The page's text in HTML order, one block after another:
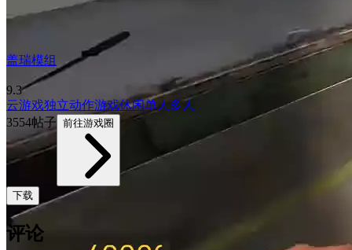
盖瑞模组
9.3
云游戏独立动作游戏休闲单人 多人
3554帖子 前往游戏圈
下载
评论